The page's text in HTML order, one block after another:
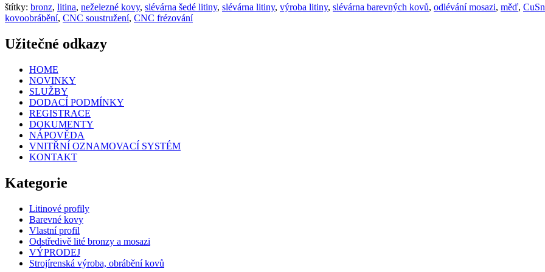
štítky: bronz, litina, neželezné kovy, slévárna šedé litiny, slévárna litiny, výroba litiny, slévárna barevných kovů, odlévání mosazi, měď,
kovoobrábění, CNC soustružení, CNC frézování
Užitečné odkazy
HOME
NOVINKY
SLUŽBY
DODACÍ PODMÍNKY
REGISTRACE
DOKUMENTY
NÁPOVĚDA
VNITŘNÍ OZNAMOVACÍ SYSTÉM
KONTAKT
Kategorie
Litinové profily
Barevné kovy
Vlastní profil
Odstředivě lité bronzy a mosazi
VÝPRODEJ
Strojírenská výroba, obrábění kovů